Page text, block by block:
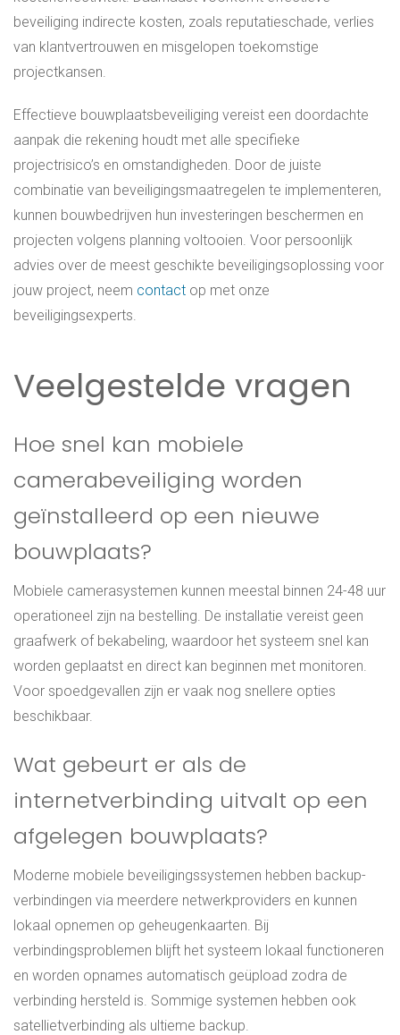
beveiliging indirecte kosten, zoals reputatieschade, verlies
van klantvertrouwen en misgelopen toekomstige
projectkansen.
Effectieve bouwplaatsbeveiliging vereist een doordachte
aanpak die rekening houdt met alle specifieke
projectrisico’s en omstandigheden. Door de juiste
combinatie van beveiligingsmaatregelen te implementeren,
kunnen bouwbedrijven hun investeringen beschermen en
projecten volgens planning voltooien. Voor persoonlijk
advies over de meest geschikte beveiligingsoplossing voor
jouw project, neem contact op met onze
beveiligingsexperts.
Veelgestelde vragen
Hoe snel kan mobiele
camerabeveiliging worden
geïnstalleerd op een nieuwe
bouwplaats?
Mobiele camerasystemen kunnen meestal binnen 24-48 uur
operationeel zijn na bestelling. De installatie vereist geen
graafwerk of bekabeling, waardoor het systeem snel kan
worden geplaatst en direct kan beginnen met monitoren.
Voor spoedgevallen zijn er vaak nog snellere opties
beschikbaar.
Wat gebeurt er als de
internetverbinding uitvalt op een
afgelegen bouwplaats?
Moderne mobiele beveiligingssystemen hebben backup-
verbindingen via meerdere netwerkproviders en kunnen
lokaal opnemen op geheugenkaarten. Bij
verbindingsproblemen blijft het systeem lokaal functioneren
en worden opnames automatisch geüpload zodra de
verbinding hersteld is. Sommige systemen hebben ook
satellietverbinding als ultieme backup.